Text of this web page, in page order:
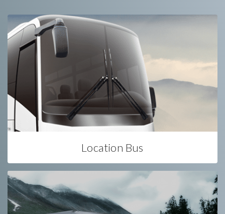
Location Bus